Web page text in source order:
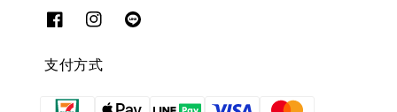
支付方式